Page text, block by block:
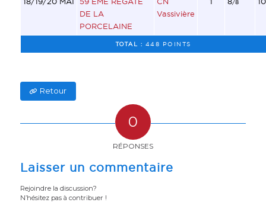
DE LA
PORCELAINE
Vassivière
/8
TOTAL : 448 POINTS
Retour
0
RÉPONSES
Laisser un commentaire
Rejoindre la discussion?
N’hésitez pas à contribuer !